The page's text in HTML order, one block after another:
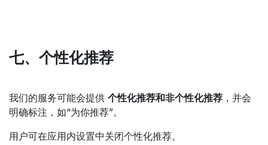
七、个性化推荐
我们的服务可能会提供 个性化推荐和非个性化推荐 ，并会
明确标注，如“为你推荐”。
用户可在应用内设置中关闭个性化推荐。